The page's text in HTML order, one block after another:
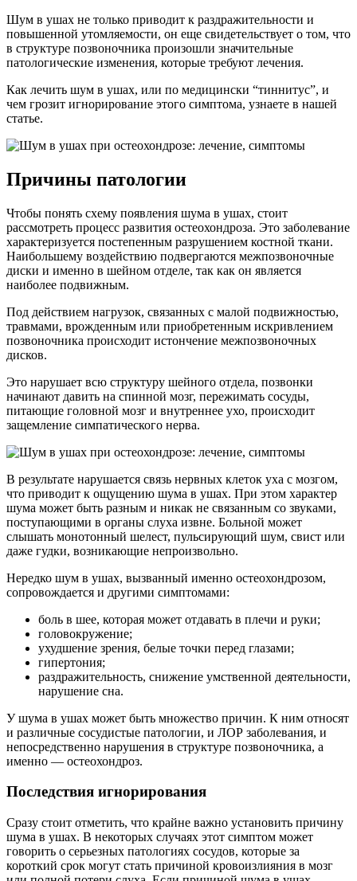
Шум в ушах не только приводит к раздражительности и
повышенной утомляемости, он еще свидетельствует о том, что
в структуре позвоночника произошли значительные
патологические изменения, которые требуют лечения.
Как лечить шум в ушах, или по медицински “тиннитус”, и
чем грозит игнорирование этого симптома, узнаете в нашей
статье.
Причины патологии
Чтобы понять схему появления шума в ушах, стоит
рассмотреть процесс развития остеохондроза. Это заболевание
характеризуется постепенным разрушением костной ткани.
Наибольшему воздействию подвергаются межпозвоночные
диски и именно в шейном отделе, так как он является
наиболее подвижным.
Под действием нагрузок, связанных с малой подвижностью,
травмами, врожденным или приобретенным искривлением
позвоночника происходит истончение межпозвоночных
дисков.
Это нарушает всю структуру шейного отдела, позвонки
начинают давить на спинной мозг, пережимать сосуды,
питающие головной мозг и внутреннее ухо, происходит
защемление симпатического нерва.
В результате нарушается связь нервных клеток уха с мозгом,
что приводит к ощущению шума в ушах. При этом характер
шума может быть разным и никак не связанным со звуками,
поступающими в органы слуха извне. Больной может
слышать монотонный шелест, пульсирующий шум, свист или
даже гудки, возникающие непроизвольно.
Нередко шум в ушах, вызванный именно остеохондрозом,
сопровождается и другими симптомами:
боль в шее, которая может отдавать в плечи и руки;
головокружение;
ухудшение зрения, белые точки перед глазами;
гипертония;
раздражительность, снижение умственной деятельности,
нарушение сна.
У шума в ушах может быть множество причин. К ним относят
и различные сосудистые патологии, и ЛОР заболевания, и
непосредственно нарушения в структуре позвоночника, а
именно — остеохондроз.
Последствия игнорирования
Сразу стоит отметить, что крайне важно установить причину
шума в ушах. В некоторых случаях этот симптом может
говорить о серьезных патологиях сосудов, которые за
короткий срок могут стать причиной кровоизлияния в мозг